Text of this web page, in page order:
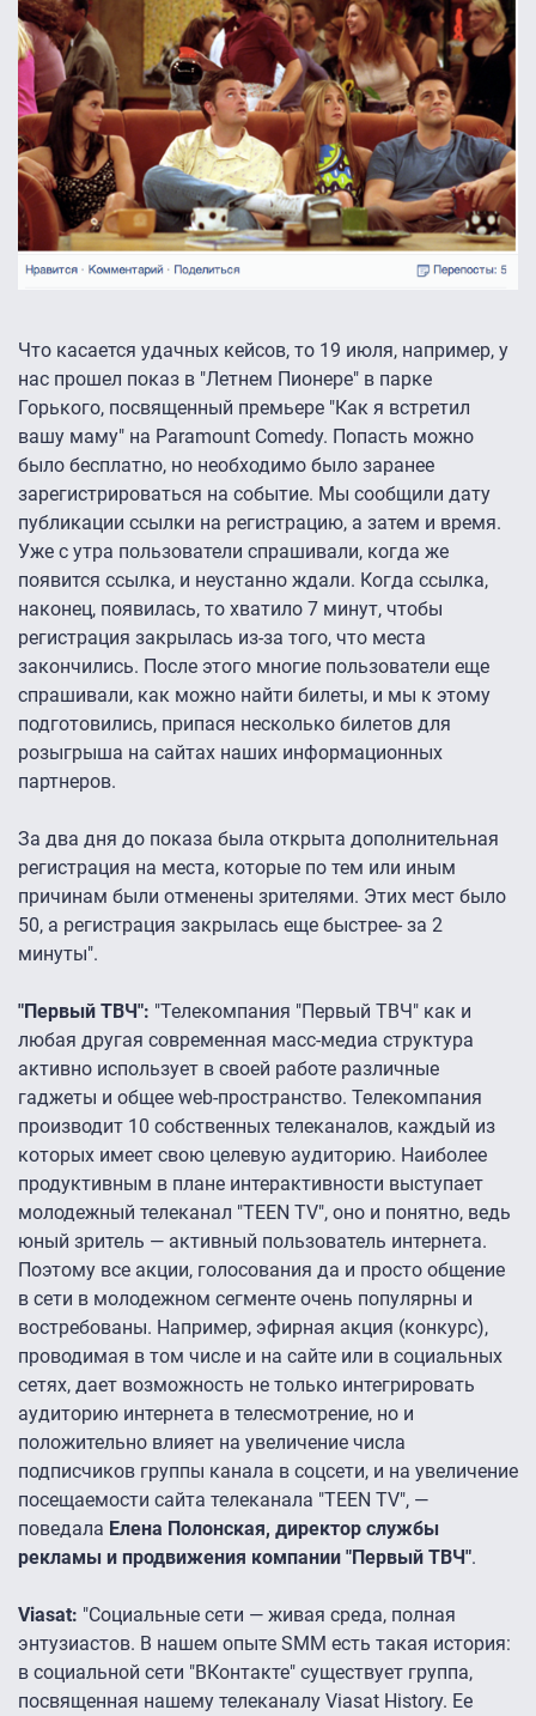
Что касается удачных кейсов, то 19 июля, например, у
нас прошел показ в "Летнем Пионере" в парке
Горького, посвященный премьере "Как я встретил
вашу маму" на Paramount Comedy. Попасть можно
было бесплатно, но необходимо было заранее
зарегистрироваться на событие. Мы сообщили дату
публикации ссылки на регистрацию, а затем и время.
Уже с утра пользователи спрашивали, когда же
появится ссылка, и неустанно ждали. Когда ссылка,
наконец, появилась, то хватило 7 минут, чтобы
регистрация закрылась из-за того, что места
закончились. После этого многие пользователи еще
спрашивали, как можно найти билеты, и мы к этому
подготовились, припася несколько билетов для
розыгрыша на сайтах наших информационных
партнеров.
За два дня до показа была открыта дополнительная
регистрация на места, которые по тем или иным
причинам были отменены зрителями. Этих мест было
50, а регистрация закрылась еще быстрее- за 2
минуты".
"Первый ТВЧ": "Телекомпания "Первый ТВЧ" как и
любая другая современная масс-медиа структура
активно использует в своей работе различные
гаджеты и общее web-пространство. Телекомпания
производит 10 собственных телеканалов, каждый из
которых имеет свою целевую аудиторию. Наиболее
продуктивным в плане интерактивности выступает
молодежный телеканал "TEEN TV", оно и понятно, ведь
юный зритель — активный пользователь интернета.
Поэтому все акции, голосования да и просто общение
в сети в молодежном сегменте очень популярны и
востребованы. Например, эфирная акция (конкурс),
проводимая в том числе и на сайте или в социальных
сетях, дает возможность не только интегрировать
аудиторию интернета в телесмотрение, но и
положительно влияет на увеличение числа
подписчиков группы канала в соцсети, и на увеличение
посещаемости сайта телеканала "TEEN TV", —
поведала Елена Полонская, директор службы
рекламы и продвижения компании "Первый ТВЧ".
Viasat: "Социальные сети — живая среда, полная
энтузиастов. В нашем опыте SMM есть такая история:
в социальной сети "ВКонтакте" существует группа,
посвященная нашему телеканалу Viasat History. Ее